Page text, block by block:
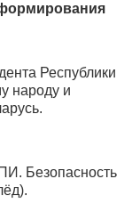
Республики
народу и
Безопасность